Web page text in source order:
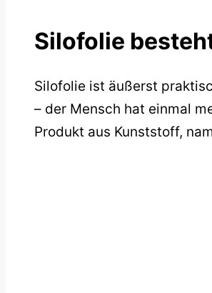
Silofolie
Silofolie ist äußerst
– der Mensch hat einmal
Produkt aus Kunststoff,